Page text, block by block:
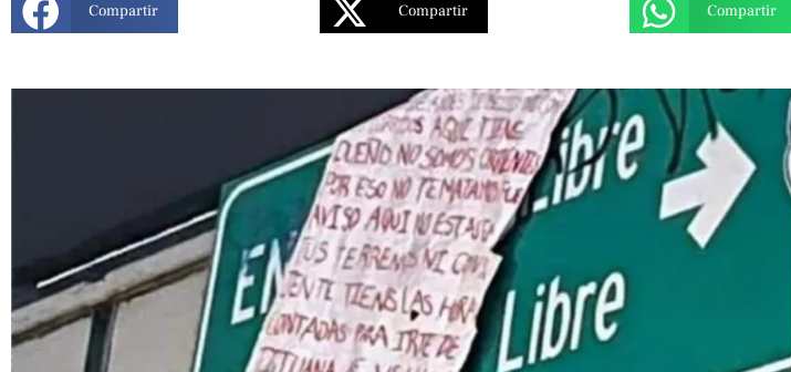
Compartir Compartir Compartir